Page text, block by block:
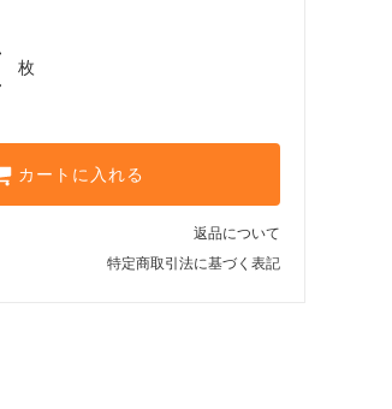
枚
カートに入れる
返品について
特定商取引法に基づく表記